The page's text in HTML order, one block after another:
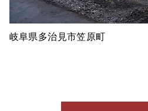
岐阜県多治見市笠原町